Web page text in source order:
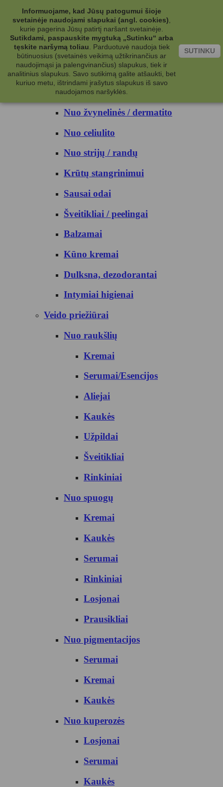
Kategorijos
Kosmetika
Kūno priežiūrai
Nuo prakaito
Kūno prausikliai
Nuo žvynelinės / dermatito
Nuo celiulito
Nuo strijų / randų
Krūtų stangrinimui
Sausai odai
Šveitikliai / peelingai
Balzamai
Kūno kremai
Dulksna, dezodorantai
Intymiai higienai
Veido priežiūrai
Nuo raukšlių
Kremai
Serumai/Esencijos
Aliejai
Kaukės
Užpildai
Šveitikliai
Rinkiniai
Nuo spuogų
Kremai
Kaukės
Serumai
Rinkiniai
Losjonai
Prausikliai
Nuo pigmentacijos
Serumai
Kremai
Kaukės
Nuo kuperozės
Losjonai
Serumai
Kaukės
Informuojame, kad Jūsų patogumui šioje
svetainėje naudojami slapukai (angl. cookies)
kurie pagerina Jūsų patirtį naršant svetainėje.
Sutikdami, paspauskite mygtuką „Sutinku“ arba
tęskite naršymą toliau
Parduotuvė naudoja tiek
būtinuosius (svetainės veikimą užtikrinančius ar
naudojimąsi ja palengvinančius) slapukus, tiek ir
analitinius slapukus. Savo sutikimą galite atšaukti, bet
kuriuo metu, ištrindami įrašytus slapukus iš savo
naudojamos naršyklės.
SUTINKU